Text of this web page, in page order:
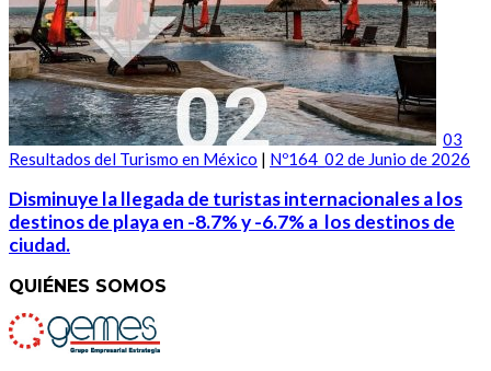
03
Resultados del Turismo en México | Nº164_02 de Junio de 2026
Disminuye la llegada de turistas internacionales a los
destinos de playa en -8.7% y -6.7% a los destinos de
ciudad.
QUIÉNES SOMOS